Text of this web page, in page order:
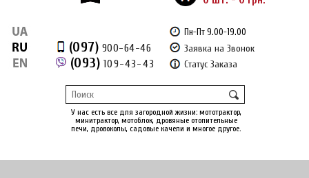
Сравнение товаров (0)
Отложенные товары (0)
(097) 900-64-46
(093) 109-43-43
Пн-Пт 9.00-19.00
Заявка на Звонок
Статус Заказа
У нас есть все для загородной жизни: мототрактор,
минитрактор, мотоблок, дровяные отопительные
печи, дровоколы, садовые качели и многое другое.